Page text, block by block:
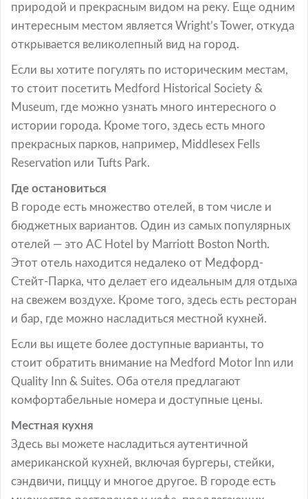
природой и прекрасным видом на реку. Еще одним
интересным местом является Wright’s Tower, откуда
открывается великолепный вид на город.
Если вы хотите погулять по историческим местам,
то стоит посетить Medford Historical Society &
Museum, где можно узнать много интересного о
истории города. Кроме того, здесь есть много
прекрасных парков, например, Middlesex Fells
Reservation или Tufts Park.
Где остановиться
В городе есть множество отелей, в том числе и
бюджетных вариантов. Один из самых популярных
отелей — это AC Hotel by Marriott Boston North.
Этот отель находится недалеко от Медфорд-
Стейт-Парка, что делает его идеальным для отдыха
на свежем воздухе. Кроме того, здесь есть ресторан
и бар, где можно насладиться местной кухней.
Если вы ищете более доступные варианты, то
стоит обратить внимание на Medford Motor Inn или
Quality Inn & Suites. Оба отеля предлагают
комфортабельные номера и доступные цены.
Местная кухня
Здесь вы можете насладиться аутентичной
американской кухней, включая бургеры, стейки,
сэндвичи, пиццу и многое другое. В городе есть